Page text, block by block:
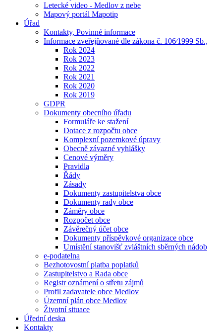
Letecké video - Medlov z nebe
Mapový portál Mapotip
Úřad
Kontakty, Povinné informace
Informace zveřejňované dle zákona č. 106⁄1999 Sb.,
Rok 2024
Rok 2023
Rok 2022
Rok 2021
Rok 2020
Rok 2019
GDPR
Dokumenty obecního úřadu
Formuláře ke stažení
Dotace z rozpočtu obce
Komplexní pozemkové úpravy
Obecně závazné vyhlášky
Cenové výměry
Pravidla
Řády
Zásady
Dokumenty zastupitelstva obce
Dokumenty rady obce
Záměry obce
Rozpočet obce
Závěrečný účet obce
Dokumenty příspěvkové organizace obce
Umístění stanovišť zvláštních sběrných nádob
e-podatelna
Bezhotovostní platba poplatků
Zastupitelstvo a Rada obce
Registr oznámení o střetu zájmů
Profil zadavatele obce Medlov
Územní plán obce Medlov
Životní situace
Úřední deska
Kontakty